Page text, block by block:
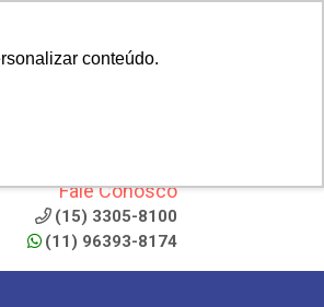
conteúdo.
Fale Conosco
(15) 3305-8100
(11) 96393-8174